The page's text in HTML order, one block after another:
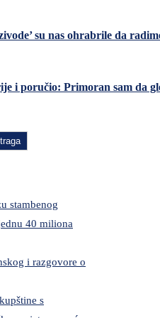
su nas ohrabrile da
i poručio: Primoran sam da
stambenog
40 miliona
i razgovore o
s